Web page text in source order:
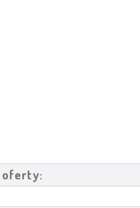
oferty: